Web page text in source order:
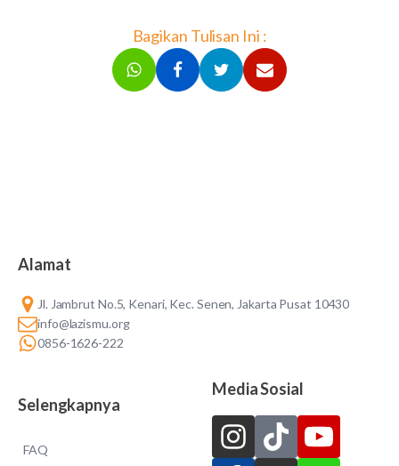
Bagikan Tulisan Ini :
Alamat
Jl. Jambrut No.5, Kenari, Kec. Senen, Jakarta Pusat 10430
info@lazismu.org
0856-1626-222
Selengkapnya
FAQ
Media Sosial